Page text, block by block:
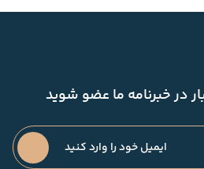
در خبرنامه ما عضو شوید